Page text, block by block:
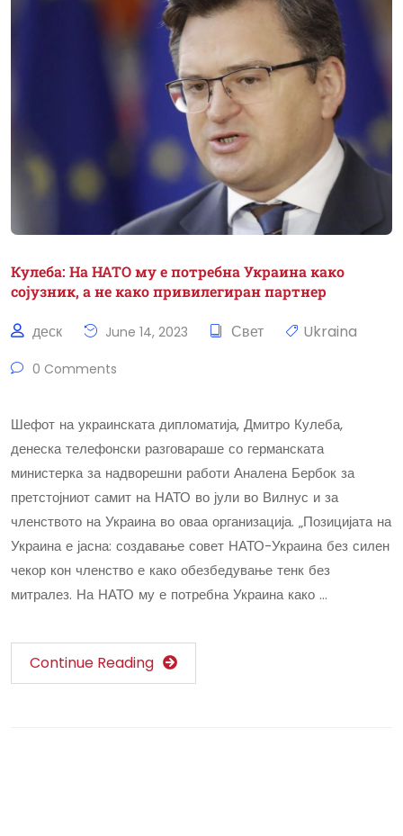
Кулеба: На НАТО му е потребна Украина како
сојузник, а не како привилегиран партнер
деск June 14, 2023 Свет Ukraina
0 Comments
Шефот на украинската дипломатија, Дмитро Кулеба,
денеска телефонски разговараше со германската
министерка за надворешни работи Аналена Бербок за
претстојниот самит на НАТО во јули во Вилнус и за
членството на Украина во оваа организација. „Позицијата на
Украина е јасна: создавање совет НАТО-Украина без силен
чекор кон членство е како обезбедување тенк без
митралез. На НАТО му е потребна Украина како …
Continue Reading